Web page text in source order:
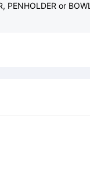
PENHOLDER or BOWL